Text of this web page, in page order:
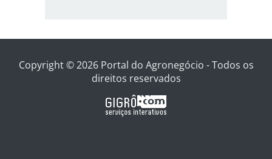
Copyright © 2026 Portal do Agronegócio - Todos os
direitos reservados